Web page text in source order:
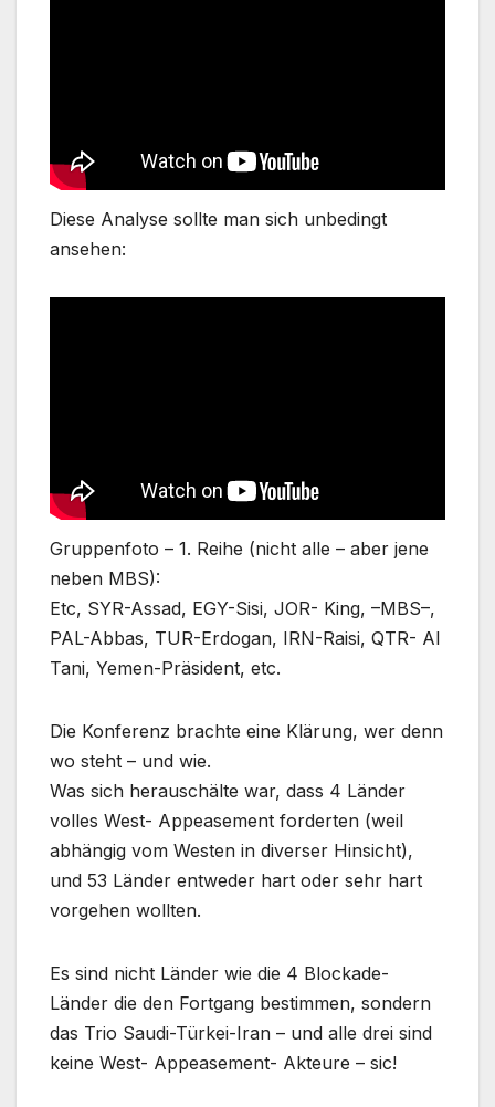
Diese Analyse sollte man sich unbedingt
ansehen:
Gruppenfoto – 1. Reihe (nicht alle – aber jene
neben MBS):
Etc, SYR-Assad, EGY-Sisi, JOR- King, –MBS–,
PAL-Abbas, TUR-Erdogan, IRN-Raisi, QTR- Al
Tani, Yemen-Präsident, etc.
Die Konferenz brachte eine Klärung, wer denn
wo steht – und wie.
Was sich herauschälte war, dass 4 Länder
volles West- Appeasement forderten (weil
abhängig vom Westen in diverser Hinsicht),
und 53 Länder entweder hart oder sehr hart
vorgehen wollten.
Es sind nicht Länder wie die 4 Blockade-
Länder die den Fortgang bestimmen, sondern
das Trio Saudi-Türkei-Iran – und alle drei sind
keine West- Appeasement- Akteure – sic!